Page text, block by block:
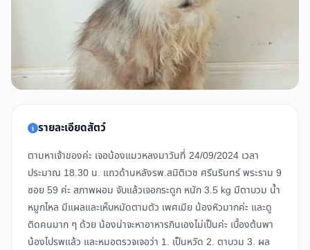
รายละเอียดสัตว์
ตามหาเจ้าของค่ะ เจอน้องแมวหลงมาวันที่ 24/09/2024 เวลา
ประมาณ 18.30 น. แถวด้านหลังรพ.สมิติเวช ศรีนรินทร์ พระราม 9
ซอย 59 ค่ะ สภาพผอม จับแล้วเจอกระดูก หนัก 3.5 kg มีตาบวม น้ำ
หมูกไหล มีแผลและเห็บหมัดตามตัว เพศเมีย น้องหิวมากค่ะ และดู
ติดคนมาก ๆ ด้วย น้องน่าจะหาอาหารกินเองไม่เป็นค่ะ เบื้องต้นพา
น้องไปรพแล้ว และหมอตรวจเจอว่า 1. เป็นหวัด 2. ตาบวม 3. ผล